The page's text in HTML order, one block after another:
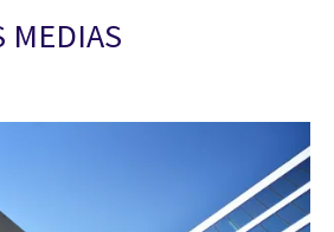
MEDIAS